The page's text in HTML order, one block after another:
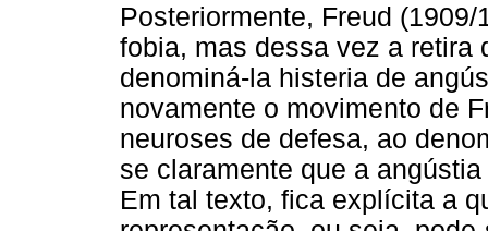
Posteriormente, Freud
fobia, mas dessa vez a retira
denominá-la histeria de
novamente o movimento de
neuroses de defesa, ao
se claramente que a
Em tal texto, fica explícita a